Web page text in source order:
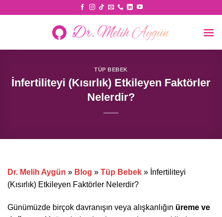
TÜP BEBEK
İnfertiliteyi (Kısırlık) Etkileyen Faktörler
Nelerdir?
Dr. Melih Aygün » Blog » Tüp Bebek » İnfertiliteyi
(Kısırlık) Etkileyen Faktörler Nelerdir?
Günümüzde birçok davranışın veya alışkanlığın üreme ve